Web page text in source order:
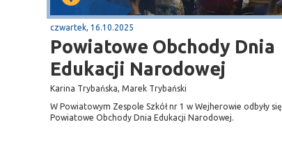
czwartek, 16.10.2025
Powiatowe Obchody Dnia
Edukacji Narodowej
Karina Trybańska, Marek Trybański
W Powiatowym Zespole Szkół nr 1 w Wejherowie odbyły się
Powiatowe Obchody Dnia Edukacji Narodowej.